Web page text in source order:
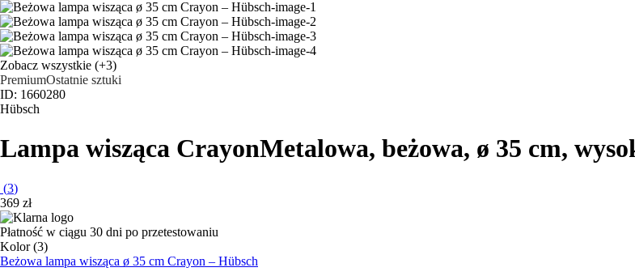
Zobacz wszystkie (+3)
PremiumOstatnie sztuki
ID: 1660280
Hübsch
Lampa wisząca CrayonMetalowa, beżowa, ø 35 cm,
(3)
369 zł
Płatność w ciągu 30 dni po przetestowaniu
Kolor (3)
Beżowa lampa wisząca ø 35 cm Crayon – Hübsch